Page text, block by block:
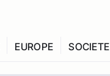
EUROPE SOCIETE